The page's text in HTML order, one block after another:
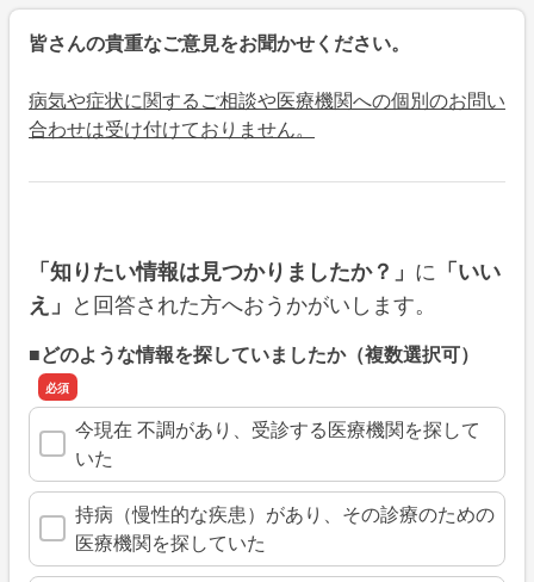
皆さんの貴重なご意見をお聞かせください。
病気や症状に関するご相談や医療機関への個別のお問い
合わせは受け付けておりません。
「知りたい情報は見つかりましたか？」 に 「いい
え」 と回答された方へおうかがいします。
■どのような情報を探していましたか（複数選択可）
今現在 不調があり、受診する医療機関を探して
いた
持病（慢性的な疾患）があり、その診療のための
医療機関を探していた